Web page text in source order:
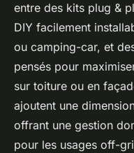
entre des kits plug &
DIY facilement
ou camping-car, et
pensés pour
sur toiture ou en
ajoutent une
offrant une gestion
pour les usages off-